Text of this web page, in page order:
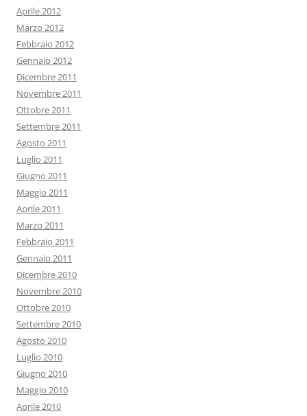
Aprile 2012
Marzo 2012
Febbraio 2012
Gennaio 2012
Dicembre 2011
Novembre 2011
Ottobre 2011
Settembre 2011
Agosto 2011
Luglio 2011
Giugno 2011
Maggio 2011
Aprile 2011
Marzo 2011
Febbraio 2011
Gennaio 2011
Dicembre 2010
Novembre 2010
Ottobre 2010
Settembre 2010
Agosto 2010
Luglio 2010
Giugno 2010
Maggio 2010
Aprile 2010